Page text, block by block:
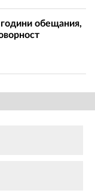
обещания,